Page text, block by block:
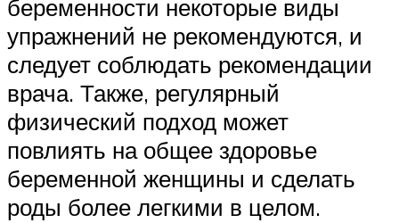
беременности некоторые виды
упражнений не рекомендуются, и
следует соблюдать рекомендации
врача. Также, регулярный
физический подход может
повлиять на общее здоровье
беременной женщины и сделать
роды более легкими в целом.